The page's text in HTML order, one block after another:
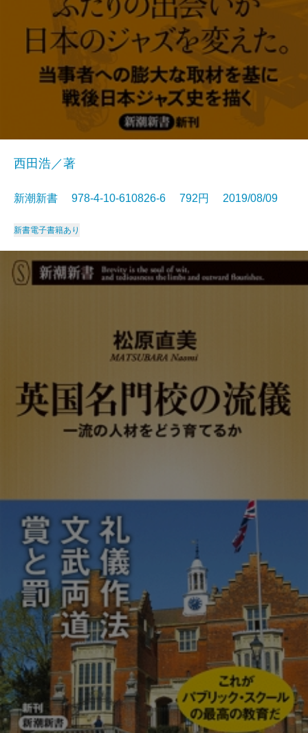
西田浩／著
新潮新書 978-4-10-610826-6 792円 2019/08/09
新書電子書籍あり